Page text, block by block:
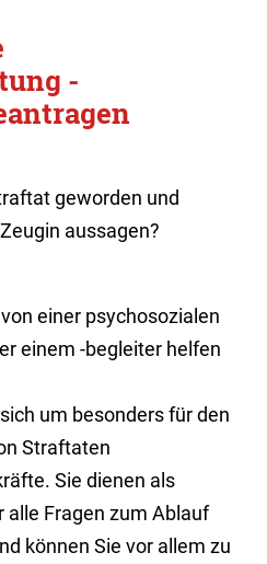
-
geworden und
aussagen?
einer psychosozialen
einem -begleiter helfen
um besonders für den
Straftaten
Sie dienen als
alle Fragen zum Ablauf
können Sie vor allem zu